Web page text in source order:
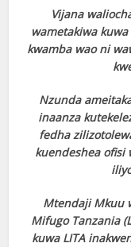
Vijana
wametakiwa
kwamba wao ni
Nzunda
inaanza
fedha
kuendeshea ofisi
Mtendaji Mkuu
Mifugo Tanzania
kuwa LITA